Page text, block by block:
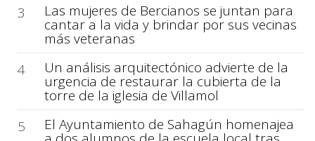
3
Las mujeres de Bercianos se juntan para
cantar a la vida y brindar por sus vecinas
más veteranas
4
Un análisis arquitectónico advierte de la
urgencia de restaurar la cubierta de la
torre de la iglesia de Villamol
5
El Ayuntamiento de Sahagún homenajea